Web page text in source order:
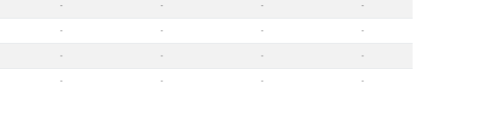
- - - -
- - - -
- - - -
- - - -